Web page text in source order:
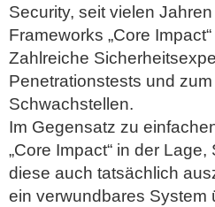
Security, seit vielen
Frameworks „Core
Zahlreiche
Penetrationstests und
Schwachstellen.
Im Gegensatz zu
„Core Impact“ in der
diese auch tatsächlich
ein verwundbares System